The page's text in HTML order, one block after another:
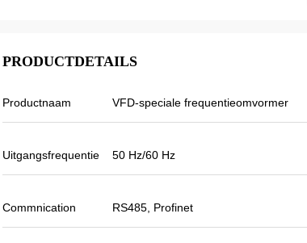
van de Veikong is de
werkelijk in zeer goede
PRODUCTDETAILS
Productnaam VFD-speciale frequentieomvormer
Uitgangsfrequentie 50 Hz/60 Hz
Commnication RS485, Profinet